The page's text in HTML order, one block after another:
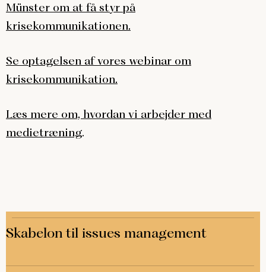
Münster om at få styr på
krisekommunikationen.
Se optagelsen af vores webinar om
krisekommunikation.
Læs mere om, hvordan vi arbejder med
medietræning.
Skabelon til issues management